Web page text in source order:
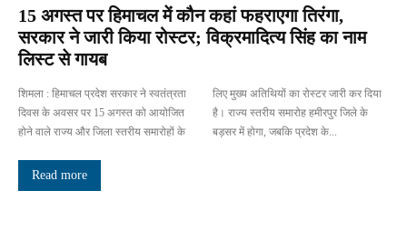
15 अगस्त पर हिमाचल में कौन कहां फहराएगा तिरंगा,
सरकार ने जारी किया रोस्टर; विक्रमादित्य सिंह का नाम
लिस्ट से गायब
शिमला : हिमाचल प्रदेश सरकार ने स्वतंत्रता
दिवस के अवसर पर 15 अगस्त को आयोजित
होने वाले राज्य और जिला स्तरीय समारोहों के
लिए मुख्य अतिथियों का रोस्टर जारी कर दिया
है। राज्य स्तरीय समारोह हमीरपुर जिले के
बड़सर में होगा, जबकि प्रदेश के...
Read more